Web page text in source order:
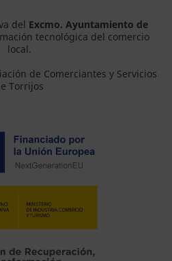
del Excmo. Ayuntamiento de
tecnológica del comercio
local.
de Comerciantes y Servicios
Torrijos